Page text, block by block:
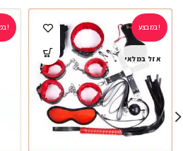
במבצע!
אזל במלאי
במבצע!